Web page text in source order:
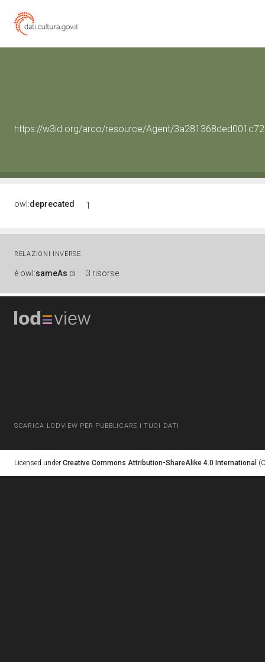
https://w3id.org/arco/resource/Agent/
owl:deprecated 1
RELAZIONI INVERSE
è owl:sameAs di 3 risorse
SCARICA LODVIEW PER PUBBLICARE I TUOI DATI
Licensed under Creative Commons Attribution-ShareAlike 4.0 International